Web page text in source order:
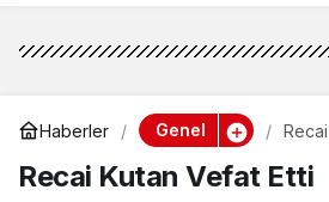
Haberler Genel
Recai Kutan Vefat Etti